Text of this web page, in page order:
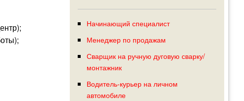
Начинающий специалист
Менеджер по продажам
Сварщик на ручную дуговую сварку/
монтажник
Водитель-курьер на личном
автомобиле